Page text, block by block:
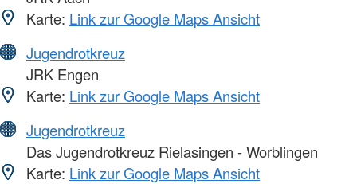
Karte: Link zur Google Maps Ansicht
Jugendrotkreuz
JRK Engen
Karte: Link zur Google Maps Ansicht
Jugendrotkreuz
Das Jugendrotkreuz Rielasingen - Worblingen
Karte: Link zur Google Maps Ansicht